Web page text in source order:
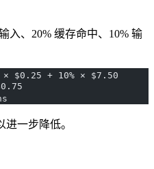
入、20% 缓存命中、10% 输
× $0.25 + 10% × $7.50
一步降低。